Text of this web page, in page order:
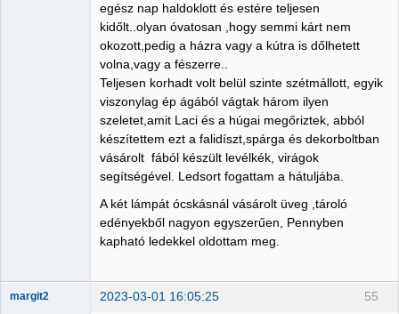
egész nap haldoklott és estére teljesen
kidőlt..olyan óvatosan ,hogy semmi kárt nem
okozott,pedig a házra vagy a kútra is dőlhetett
volna,vagy a fészerre..
Teljesen korhadt volt belül szinte szétmállott, egyik
viszonylag ép ágából vágtak három ilyen
szeletet,amit Laci és a húgai megőriztek, abból
készítettem ezt a falidíszt,spárga és dekorboltban
vásárolt fából készült levélkék, virágok
segítségével. Ledsort fogattam a hátuljába.
A két lámpát ócskásnál vásárolt üveg ,tároló
edényekből nagyon egyszerűen, Pennyben
kapható ledekkel oldottam meg.
55
margit2 2023-03-01 16:05:25